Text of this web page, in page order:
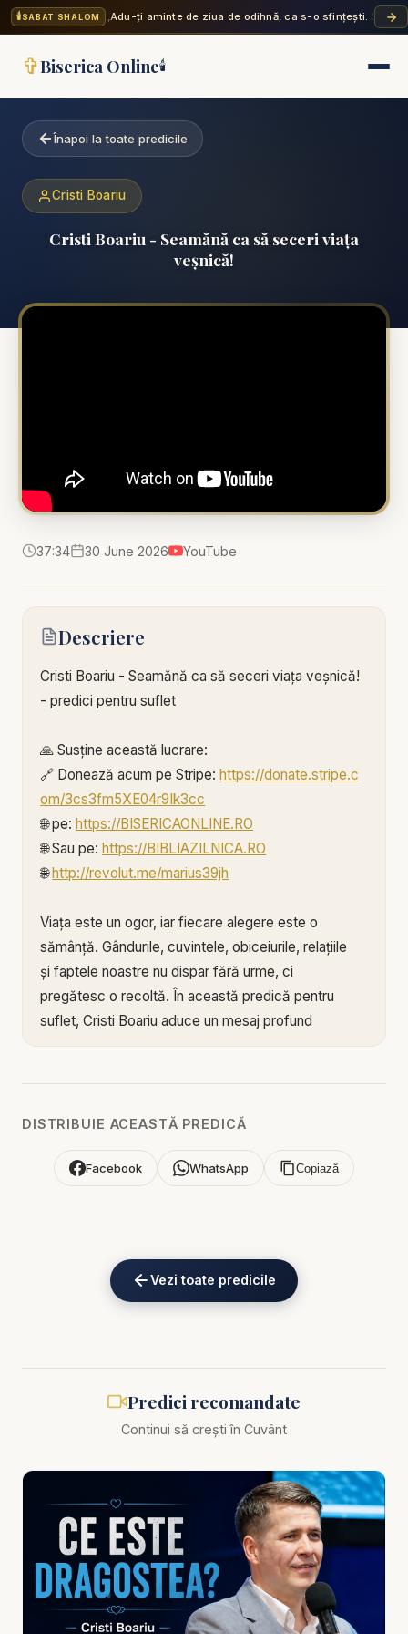
🕯️SABAT SHALOM „Adu-ți aminte de ziua de odihnă, ca s-o sfințești. Șase
✞Biserica Online🕯️
Înapoi la toate predicile
Cristi Boariu
Cristi Boariu - Seamănă ca să seceri viața
veșnică!
37:34 30 June 2026 YouTube
Descriere
Cristi Boariu - Seamănă ca să seceri viața veșnică!
- predici pentru suflet
🙏 Susține această lucrare:
🔗 Donează acum pe Stripe:https://donate.stripe.c
om/3cs3fm5XE04r9Ik3cc
🌐 pe:https://BISERICAONLINE.RO
🌐 Sau pe:https://BIBLIAZILNICA.RO
🌐http://revolut.me/marius39jh
Viața este un ogor, iar fiecare alegere este o
sămânță. Gândurile, cuvintele, obiceiurile, relațiile
și faptele noastre nu dispar fără urme, ci
pregătesc o recoltă. În această predică pentru
suflet, Cristi Boariu aduce un mesaj profund
Cine seamănă pentru firea pământească va
și că direcția vieții este formată prin deciziile
repetate ale fiecărei zile.
și să așteptăm maturitate spirituală. Nu putem
hrăni resentimentul și să culegem pace, nu putem
tolera păcatul și să ne așteptăm la libertate, după
cum nu putem neglija rugăciunea și Scriptura, dar
Semănarea pentru viața veșnică începe prin relația
cu Isus Hristos. Mântuirea nu este câștigată prin
fapte, ci primită prin har și credință. Totuși, omul
mântuit începe să trăiască diferit. Harul primit
devine ascultare, iubire, slujire și statornicie.
DISTRIBUIE ACEASTĂ PREDICĂ
Facebook WhatsApp Copiază
Vezi toate predicile
Predici recomandate
Continui să crești în Cuvânt